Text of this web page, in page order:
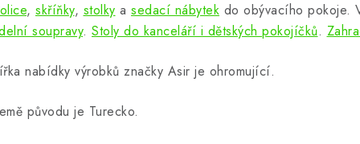
, skříňky, stolky a sedací nábytek do obývacího pokoje.
soupravy. Stoly do kanceláří i dětských pokojíčků.
nabídky výrobků značky Asir je ohromující.
původu je Turecko.